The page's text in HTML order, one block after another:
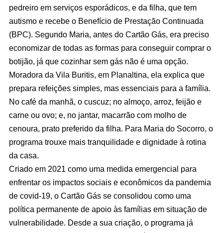
pedreiro em serviços esporádicos, e da filha, que tem
autismo e recebe o Benefício de Prestação Continuada
(BPC). Segundo Maria, antes do Cartão Gás, era preciso
economizar de todas as formas para conseguir comprar o
botijão, já que cozinhar sem gás não é uma opção.
Moradora da Vila Buritis, em Planaltina, ela explica que
prepara refeições simples, mas essenciais para a família.
No café da manhã, o cuscuz; no almoço, arroz, feijão e
carne ou ovo; e, no jantar, macarrão com molho de
cenoura, prato preferido da filha. Para Maria do Socorro, o
programa trouxe mais tranquilidade e dignidade à rotina
da casa.
Criado em 2021 como uma medida emergencial para
enfrentar os impactos sociais e econômicos da pandemia
de covid-19, o Cartão Gás se consolidou como uma
política permanente de apoio às famílias em situação de
vulnerabilidade. Desde a sua criação, o programa já